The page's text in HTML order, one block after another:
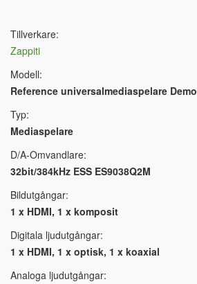
Tillverkare:
Zappiti
Modell:
Reference universalmediaspelare Demo
Typ:
Mediaspelare
D/A-Omvandlare:
32bit/384kHz ESS ES9038Q2M
Bildutgångar:
1 x HDMI, 1 x komposit
Digitala ljudutgångar:
1 x HDMI, 1 x optisk, 1 x koaxial
Analoga ljudutgångar: